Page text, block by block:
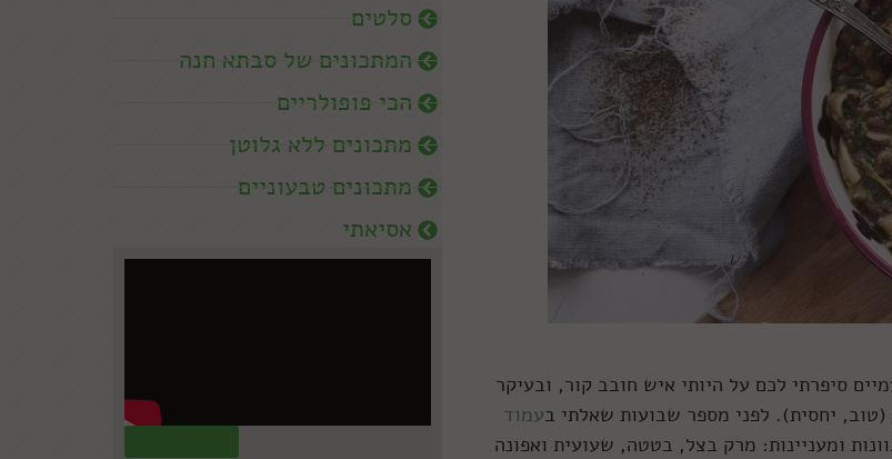
סלטים
המתכונים של סבתא חנה
הכי פופולריים
מתכונים ללא גלוטן
מתכונים טבעוניים
אסיאתי
סיפרתי לכם על היותי איש חובב קור, ובעיקר
(טוב, יחסית). לפני מספר שבועות שאלתי בעמוד
ומעניינות: מרק בצל, בטטה, שעועית ואפונה